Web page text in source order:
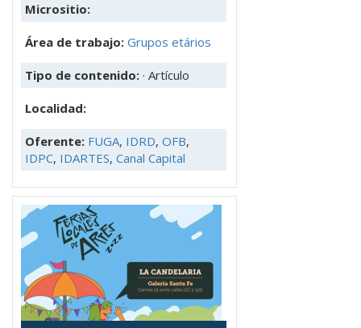
Micrositio:
Área de trabajo: Grupos etários
Tipo de contenido: · Artículo
Localidad:
Oferente: FUGA, IDRD, OFB,
IDPC, IDARTES, Canal Capital